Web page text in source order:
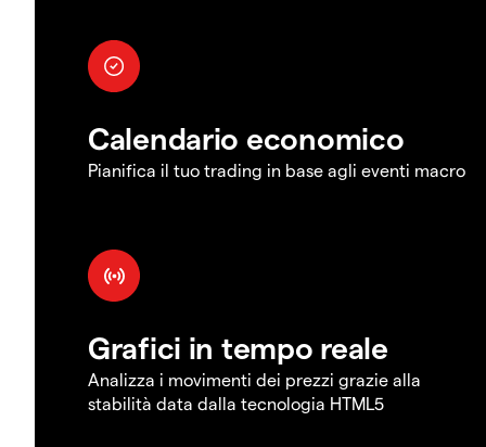
Calendario economico
Pianifica il tuo trading in base agli eventi macro
Grafici in tempo reale
Analizza i movimenti dei prezzi grazie alla
stabilità data dalla tecnologia HTML5